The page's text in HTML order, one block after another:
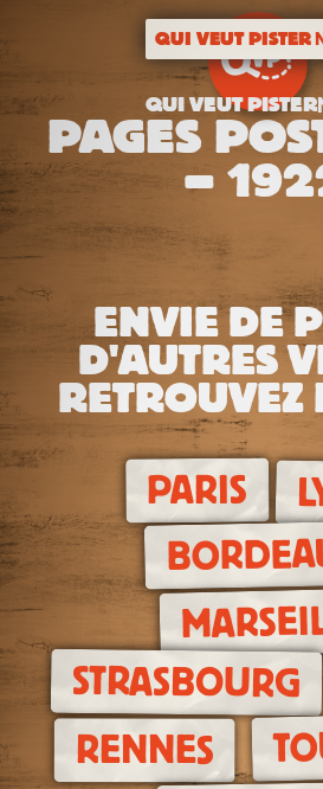
QUI VEUT PISTER
QUI VEUT PISTER
PAGES
–
ENVIE DE
D'AUTRES
RETROUVEZ
PARIS
STRASBOURG
RENNES